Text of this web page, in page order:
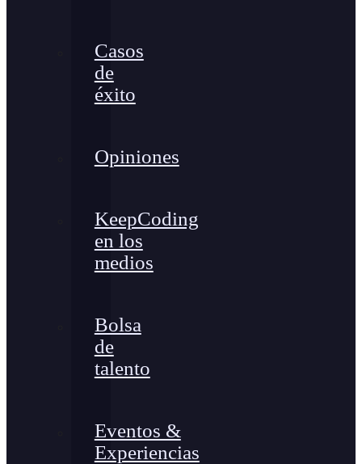
Casos
de
éxito
Opiniones
KeepCoding
en los
medios
Bolsa
de
talento
Eventos &
Experiencias